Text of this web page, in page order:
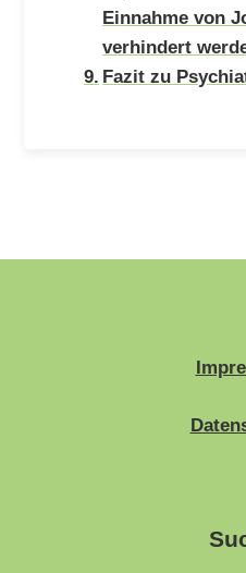
Einnahme von
verhindert
Fazit zu